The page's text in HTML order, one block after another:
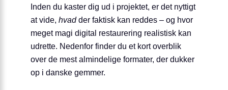
Inden du kaster dig ud i projektet, er det nyttigt
at vide, hvadder faktisk kan reddes – og hvor
meget magi digital restaurering realistisk kan
udrette. Nedenfor finder du et kort overblik
over de mest almindelige formater, der dukker
op i danske gemmer.